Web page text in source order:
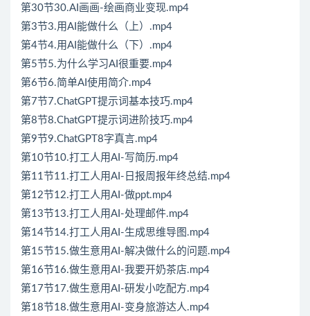
第30节30.AI画画-绘画商业变现.mp4
第3节3.用AI能做什么（上）.mp4
第4节4.用AI能做什么（下）.mp4
第5节5.为什么学习AI很重要.mp4
第6节6.简单AI使用简介.mp4
第7节7.ChatGPT提示词基本技巧.mp4
第8节8.ChatGPT提示词进阶技巧.mp4
第9节9.ChatGPT8字真言.mp4
第10节10.打工人用AI-写简历.mp4
第11节11.打工人用AI-日报周报年终总结.mp4
第12节12.打工人用AI-做ppt.mp4
第13节13.打工人用AI-处理邮件.mp4
第14节14.打工人用AI-生成思维导图.mp4
第15节15.做生意用AI-解决做什么的问题.mp4
第16节16.做生意用AI-我要开奶茶店.mp4
第17节17.做生意用AI-研发小吃配方.mp4
第18节18.做生意用AI-变身旅游达人.mp4